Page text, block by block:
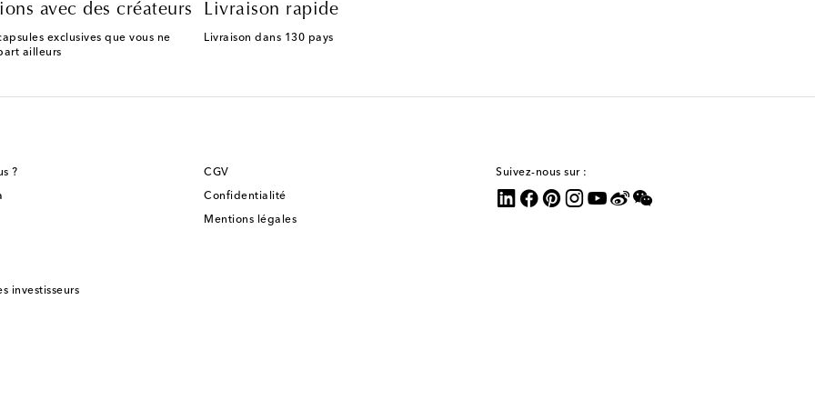
avec des créateurs
exclusives que vous ne
ailleurs
Livraison rapide
Livraison dans 130 pays
?
investisseurs
CGV
Confidentialité
Mentions légales
Suivez-nous sur :